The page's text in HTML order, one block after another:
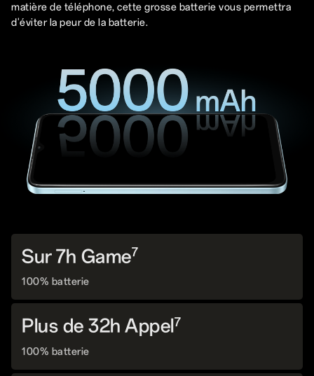
matière de téléphone, cette grosse batterie vous permettra
d'éviter la peur de la batterie.
Sur 7h Game7
100% batterie
Plus de 32h Appel7
100% batterie